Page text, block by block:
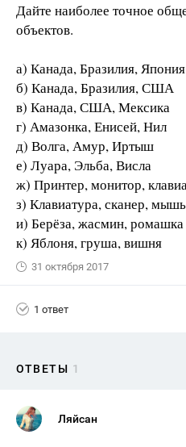
Дайте наиболее точное
объектов.
а) Канада, Бразилия, Япония
б) Канада, Бразилия, США
в) Канада, США, Мексика
г) Амазонка, Енисей, Нил
д) Волга, Амур, Иртыш
е) Луара, Эльба, Висла
ж) Принтер, монитор,
з) Клавиатура, сканер, мышь
и) Берёза, жасмин, ромашка
к) Яблоня, груша, вишня
31 октября 2017
1 ответ
ОТВЕТЫ 1
Ляйсан